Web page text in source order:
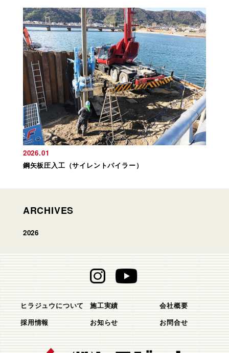
2026.01
鋼矢板圧入工（サイレントパイラー）
ARCHIVES
2026
ヒラジュウについて 施工実績
会社概要
採用情報
お知らせ お問合せ